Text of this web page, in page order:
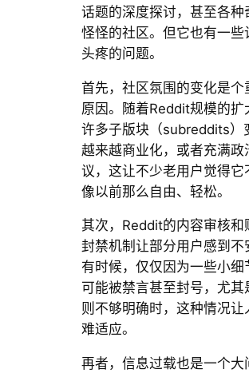
话题的深度探讨，甚至各种
怪怪的社区。但它也有一些
头疼的问题。
首先，社区氛围的变化是个
原因。随着Reddit规模的扩
许多子版块（subreddits）
越来越商业化，或者充满政
议，这让不少老用户觉得它
像以前那么自由、轻松。
其次，Reddit的内容审核和
封禁机制让部分用户感到不
有时候，仅仅因为一些小细
可能被禁言甚至封号，尤其
则不够明确时，这种情况让
难适应。
再者，信息过载也是一个大